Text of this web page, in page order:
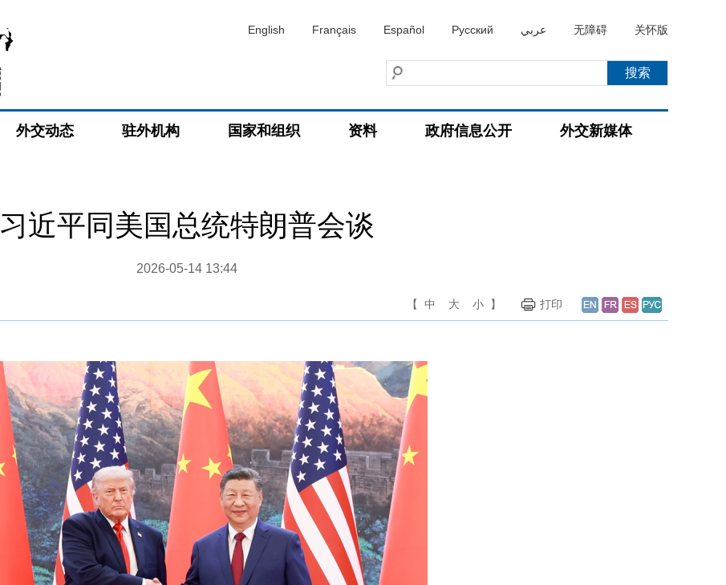
English Français Español Русский عربي 无障碍 关怀版
外交动态 驻外机构 国家和组织 资料 政府信息公开 外交新媒体
习近平同美国总统特朗普会谈
2026-05-14 13:44
【 中 大 小 】 打印